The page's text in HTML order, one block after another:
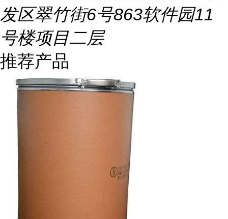
发区翠竹街6号863软件园11
号楼项目二层
推荐产品